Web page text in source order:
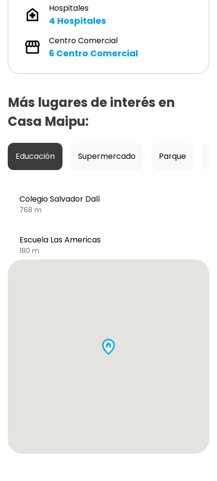
Hospitales
4 Hospitales
Centro Comercial
6 Centro Comercial
Más lugares de interés en
Casa Maipu:
Educación Supermercado Parque
Colegio Salvador Dalí
768 m
Escuela Las Americas
180 m